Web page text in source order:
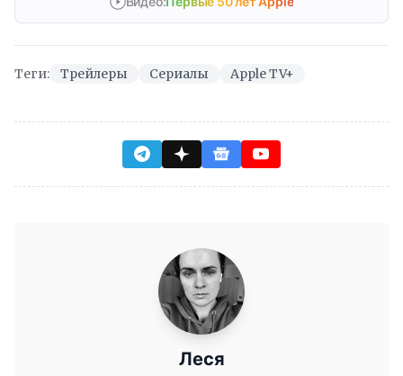
Теги: Трейлеры Сериалы Apple TV+
Леся